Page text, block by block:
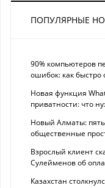
ПОПУЛЯРНЫЕ
90% компьютеров
ошибок: как
Новая функция
приватности: что
Новый Алматы:
общественные
Взрослый клиент
Сулейменов об
Казахстан